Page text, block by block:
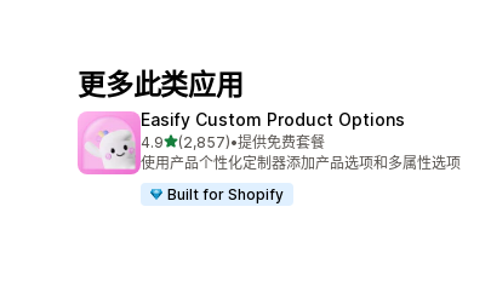
更多此类应用
Easify Custom Product Options
4.9星（满分 5 星）
(2,857)
总共 2857 条评论
•提供免费套餐
使用产品个性化定制器添加产品选项和多属性选项
Built for Shopify